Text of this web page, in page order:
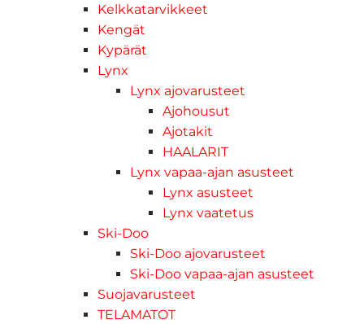
Kelkkatarvikkeet
Kengät
Kypärät
Lynx
Lynx ajovarusteet
Ajohousut
Ajotakit
HAALARIT
Lynx vapaa-ajan asusteet
Lynx asusteet
Lynx vaatetus
Ski-Doo
Ski-Doo ajovarusteet
Ski-Doo vapaa-ajan asusteet
Suojavarusteet
TELAMATOT